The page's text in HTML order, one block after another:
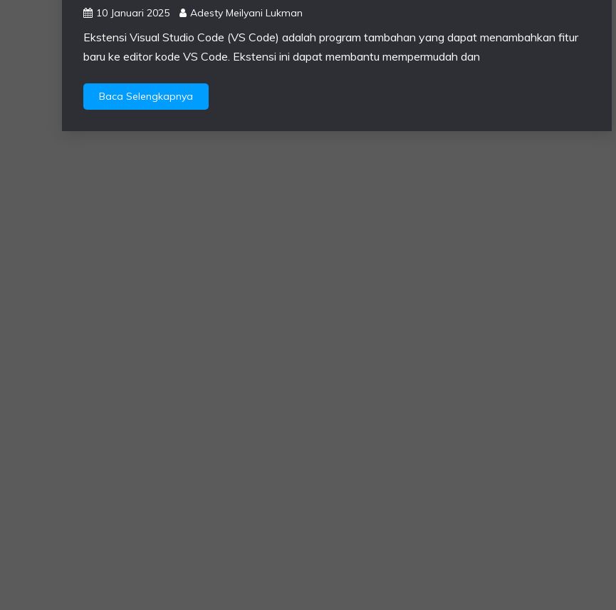
10 Januari 2025 Adesty Meilyani Lukman
Ekstensi Visual Studio Code (VS Code) adalah program tambahan yang dapat menambahkan fitur
baru ke editor kode VS Code. Ekstensi ini dapat membantu mempermudah dan
Baca Selengkapnya